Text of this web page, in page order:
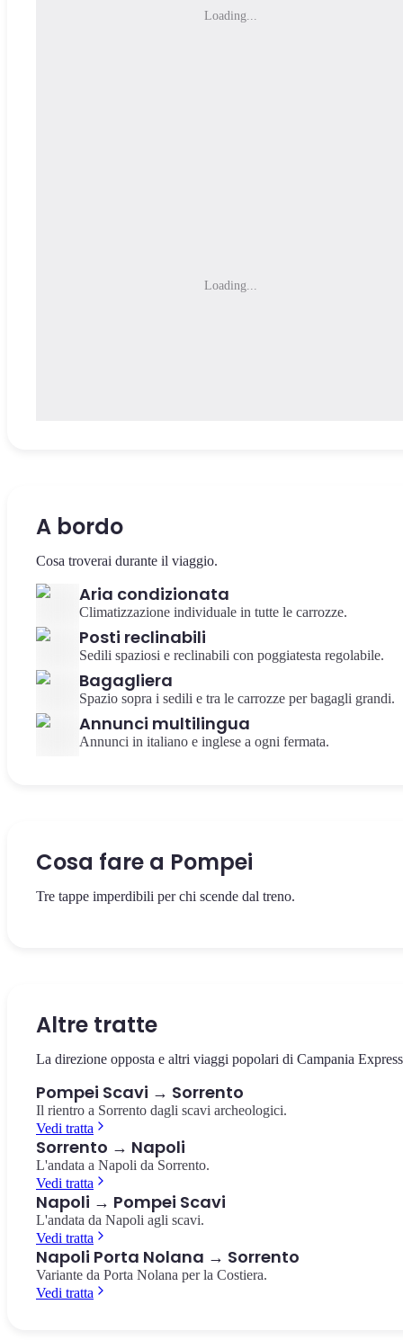
Loading...
Loading...
A bordo
Cosa troverai durante il viaggio.
Aria condizionata
Climatizzazione individuale in tutte le carrozze.
Posti reclinabili
Sedili spaziosi e reclinabili con poggiatesta regolabile.
Bagagliera
Spazio sopra i sedili e tra le carrozze per bagagli grandi.
Annunci multilingua
Annunci in italiano e inglese a ogni fermata.
Cosa fare a Pompei
Tre tappe imperdibili per chi scende dal treno.
Altre tratte
La direzione opposta e altri viaggi popolari di Campania
Pompei Scavi → Sorrento
Il rientro a Sorrento dagli scavi archeologici.
Vedi tratta
Sorrento → Napoli
L'andata a Napoli da Sorrento.
Vedi tratta
Napoli → Pompei Scavi
L'andata da Napoli agli scavi.
Vedi tratta
Napoli Porta Nolana → Sorrento
Variante da Porta Nolana per la Costiera.
Vedi tratta